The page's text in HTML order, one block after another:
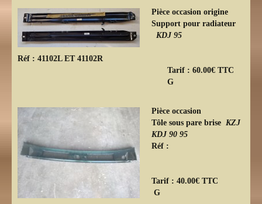
Pièce occasion origine
Support pour radiateur
KDJ 95
Réf : 41102L ET 41102R
Tarif : 60.00€ TTC
G
Pièce occasion
Tôle sous pare brise KZJ
KDJ 90 95
Réf :
Tarif : 40.00€ TTC
G